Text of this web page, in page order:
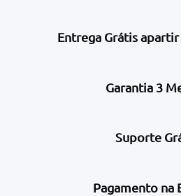
Entrega Grátis apartir
Garantia 3
Suporte
Pagamento na